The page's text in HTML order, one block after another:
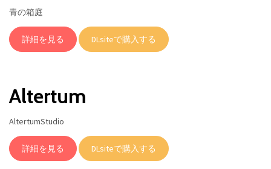
青の箱庭
詳細を見る DLsiteで購入する
Altertum
AltertumStudio
詳細を見る DLsiteで購入する